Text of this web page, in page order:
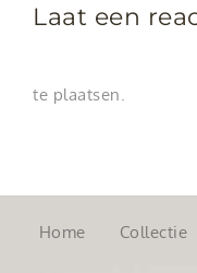
Laat een
te plaatsen.
Home Collectie